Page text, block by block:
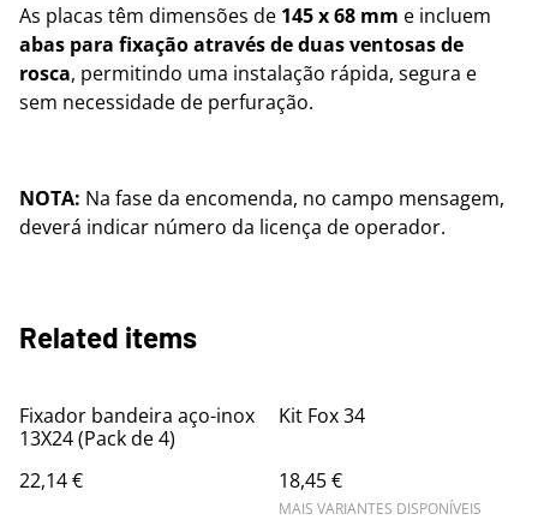
As placas têm dimensões de 145 x 68 mm e incluem
abas para fixação através de duas ventosas de
rosca, permitindo uma instalação rápida, segura e
sem necessidade de perfuração.
NOTA: Na fase da encomenda, no campo mensagem,
deverá indicar número da licença de operador.
Related items
Fixador bandeira aço-inox
13X24 (Pack de 4)
22,14 €
Kit Fox 34
18,45 €
MAIS VARIANTES DISPONÍVEIS